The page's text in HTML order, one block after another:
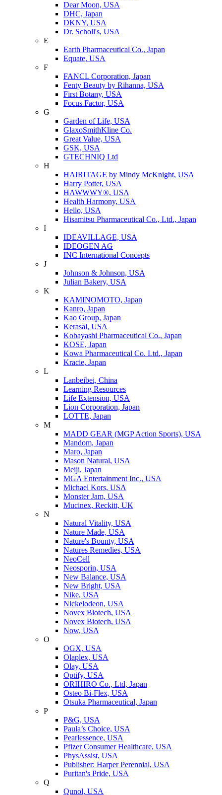
Dear Moon, USA
DHC, Japan
DKNY, USA
Dr. Scholl's, USA
E
Earth Pharmaceutical Co., Japan
Equate, USA
F
FANCL Corporation, Japan
Fenty Beauty by Rihanna, USA
First Botany, USA
Focus Factor, USA
G
Garden of Life, USA
GlaxoSmithKline Co.
Great Value, USA
GSK, USA
GTECHNIQ Ltd
H
HAIRITAGE by Mindy McKnight, USA
Harry Potter, USA
HAWWWY®, USA
Health Harmony, USA
Hello, USA
Hisamitsu Pharmaceutical Co., Ltd., Japan
I
IDEAVILLAGE, USA
IDEOGEN AG
INC International Concepts
J
Johnson & Johnson, USA
Julian Bakery, USA
K
KAMINOMOTO, Japan
Kanro, Japan
Kao Group, Japan
Kerasal, USA
Kobayashi Pharmaceutical Co., Japan
KOSE, Japan
Kowa Pharmaceutical Co. Ltd., Japan
Kracie, Japan
L
Lanbeibei, China
Learning Resources
Life Extension, USA
Lion Corporation, Japan
LOTTE, Japan
M
MADD GEAR (MGP Action Sports), USA
Mandom, Japan
Maro, Japan
Mason Natural, USA
Meiji, Japan
MGA Entertainment Inc., USA
Michael Kors, USA
Monster Jam, USA
Mucinex, Reckitt, UK
N
Natural Vitality, USA
Nature Made, USA
Nature's Bounty, USA
Natures Remedies, USA
NeoCell
Neosporin, USA
New Balance, USA
New Bright, USA
Nike, USA
Niсkelodeon, USA
Novex Biotech, USA
Novex Biotech, USA
Now, USA
O
OGX, USA
Olaplex, USA
Olay, USA
Optify, USA
ORIHIRO Co., Ltd, Japan
Osteo Bi-Flex, USA
Otsuka Pharmaceutical, Japan
P
P&G, USA
Paula’s Choice, USA
Pearlessence, USA
Pfizer Consumer Healthcare, USA
PhysAssist, USA
Publisher: Harper Perennial, USA
Puritan's Pride, USA
Q
Qunol, USA